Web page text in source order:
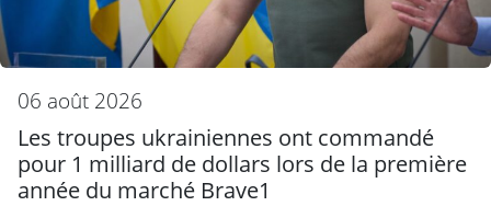
06 août 2026
Les troupes ukrainiennes ont commandé
pour 1 milliard de dollars lors de la première
année du marché Brave1